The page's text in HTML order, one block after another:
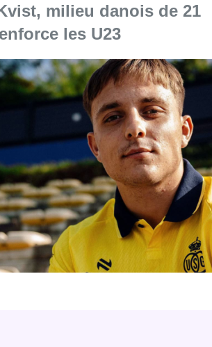
milieu danois de 21
les U23